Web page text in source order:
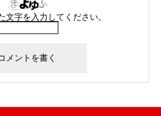
文字を入力してください。